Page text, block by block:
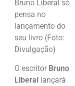
Bruno Liberal só
pensa no
lançamento do
seu livro (Foto:
Divulgação)
O escritor Bruno
Liberal lançará